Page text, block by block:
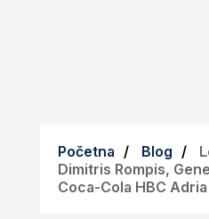
Početna Blog
Dimitris Rompis,
Coca-Cola HBC Adria